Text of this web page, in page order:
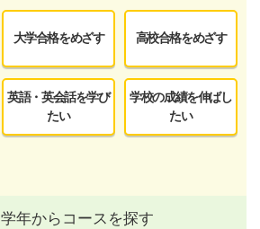
大学合格をめざす 高校合格をめざす
英語・英会話を学び
たい
学校の成績を伸ばし
たい
学年からコースを探す